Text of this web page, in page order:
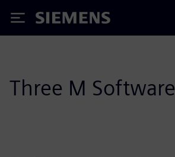
Siemens
Three M Software